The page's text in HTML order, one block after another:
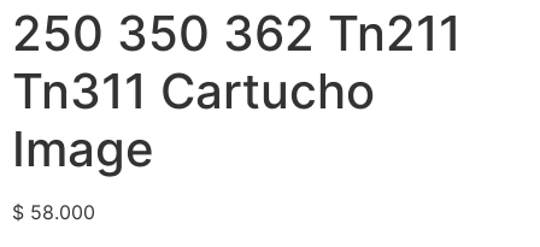
250 350 362 Tn211
Tn311 Cartucho
Image
$ 58.000